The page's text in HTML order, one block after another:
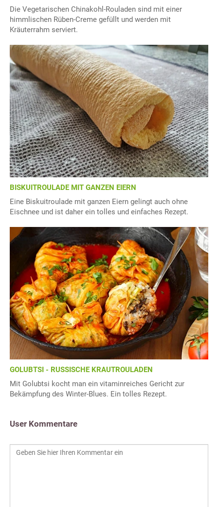
Die Vegetarischen Chinakohl-Rouladen sind mit einer
himmlischen Rüben-Creme gefüllt und werden mit
Kräuterrahm serviert.
BISKUITROULADE MIT GANZEN EIERN
Eine Biskuitroulade mit ganzen Eiern gelingt auch ohne
Eischnee und ist daher ein tolles und einfaches Rezept.
GOLUBTSI - RUSSISCHE KRAUTROULADEN
Mit Golubtsi kocht man ein vitaminreiches Gericht zur
Bekämpfung des Winter-Blues. Ein tolles Rezept.
User Kommentare